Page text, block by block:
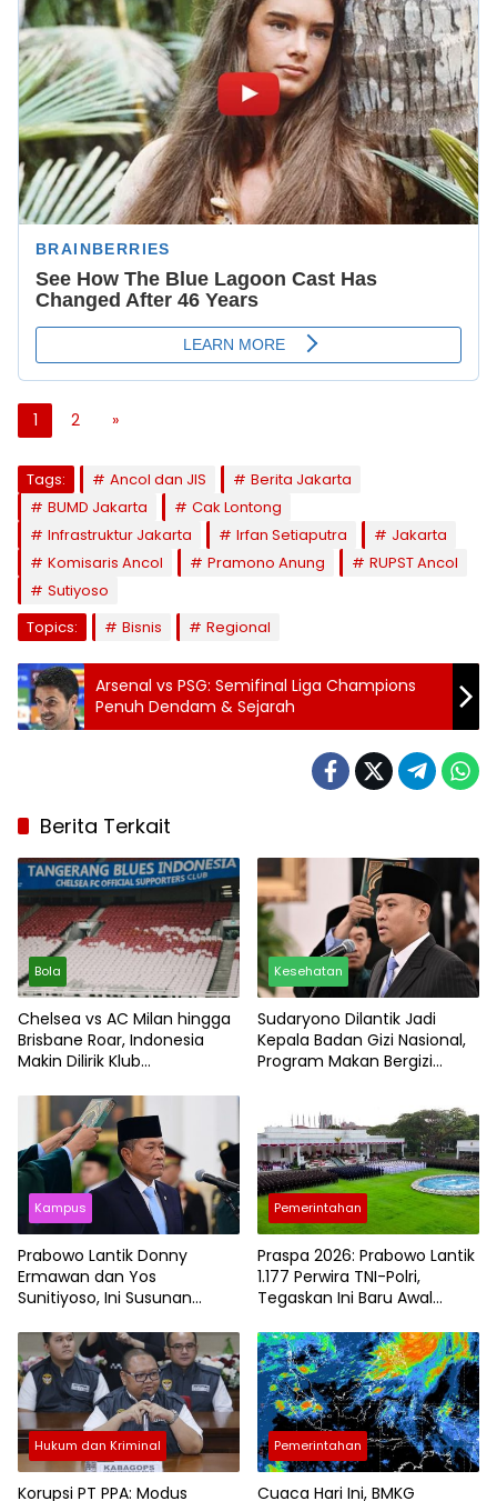
1 2 »
Tags: Ancol dan JIS
Berita Jakarta
BUMD Jakarta
Cak Lontong
Infrastruktur Jakarta
Irfan Setiaputra
Jakarta
Komisaris Ancol
Pramono Anung
RUPST Ancol
Sutiyoso
Topics:
Bisnis Regional
Arsenal vs PSG: Semifinal Liga Champions
Penuh Dendam & Sejarah
Berita Terkait
Bola
Chelsea vs AC Milan hingga
Brisbane Roar, Indonesia
Makin Dilirik Klub
Kesehatan
Sudaryono Dilantik Jadi
Kepala Badan Gizi Nasional,
Program Makan Bergizi
Kampus
Prabowo Lantik Donny
Ermawan dan Yos
Sunitiyoso, Ini Susunan
Republik Indonesia
Pemerintahan
Praspa 2026: Prabowo Lantik
1.177 Perwira TNI-Polri,
Tegaskan Ini Baru Awal
Hukum dan Kriminal
Korupsi PT PPA: Modus
Pemerintahan
Cuaca Hari Ini, BMKG